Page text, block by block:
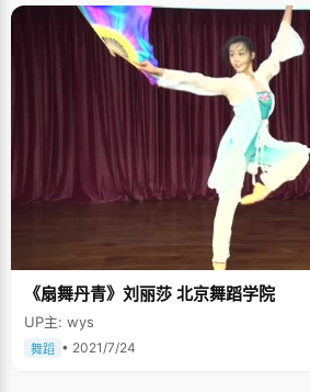
《扇舞丹青》刘丽莎 北京舞蹈学院
UP主: wys
舞蹈 • 2021/7/24